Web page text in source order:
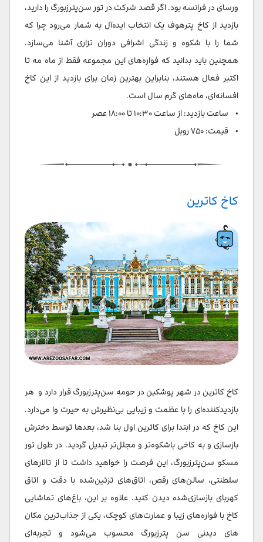
ورسای در فرانسه بود. اگر قصد شرکت در تور سن‌پترزبورگ را دارید،
بازدید از کاخ پترهوف یک انتخاب ایده‌آل به شمار می‌رود چرا که
شما را با شکوه و زندگی اشرافی دوران تزاری آشنا می‌سازد.
همچنین باید بدانید که فواره‌های این مجموعه فقط از ماه مه تا
اکتبر فعال هستند، بنابراین بهترین زمان برای بازدید از این کاخ
افسانه‌ای، ماه‌های گرم سال است.
• ساعت بازدید: از ساعت ۱۰:۳۰ تا ۱۸:۰۰ عصر
• قیمت: ۷۵۰ روبل
کاخ کاترین
کاخ کاترین در شهر پوشکین در حومه سن‌پترزبورگ قرار دارد و هر
بازدیدکننده‌ای را با عظمت و زیبایی بی‌نظیرش به حیرت وا می‌دارد.
این کاخ که در ابتدا برای کاترین اول بنا شد، بعدها توسط دخترش
بازسازی و به کاخی باشکوه‌تر و مجلل‌تر تبدیل گردید. در طول تور
مسکو سن‌پترزبورگ، این فرصت را خواهید داشت تا از تالارهای
سلطنتی، سالن‌های رقص، اتاق‌های تزئین‌شده با دقت و اتاق
کهربای بازسازی‌شده دیدن کنید. علاوه بر این، باغ‌های تماشایی
کاخ با فواره‌های زیبا و عمارت‌های کوچک، یکی از جذاب‌ترین مکان
های دیدنی سن پترزبورگ محسوب می‌شود و تجربه‌ای